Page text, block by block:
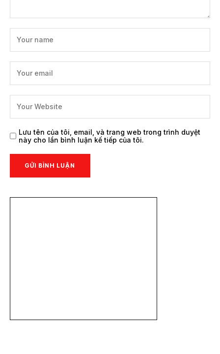
Lưu tên của tôi, email, và trang web trong trình duyệt
này cho lần bình luận kế tiếp của tôi.